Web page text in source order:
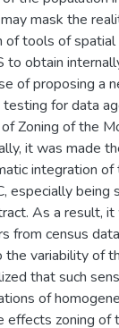
mask the
of tools of
to obtain
of proposing a
testing for data
Zoning of the
it was made
integration of
especially being
As a result,
from census
variability of
that such
of
effects zoning of